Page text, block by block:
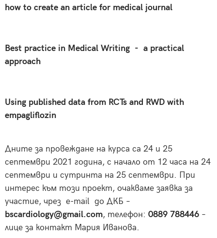
how to create an article for medical journal
Best practice in Medical Writing - a practical
approach
Using published data from RCTs and RWD with
empagliflozin
Дните за провеждане на курса са 24 и 25
септември 2021 година, с начало от 12 часа на 24
септември и сутринта на 25 септември. При
интерес към този проект, очакваме заявка за
участие, чрез е-mail до ДКБ –
bscardiology@gmail.com, телефон: 0889 788446 –
лице за контакт Мария Иванова.